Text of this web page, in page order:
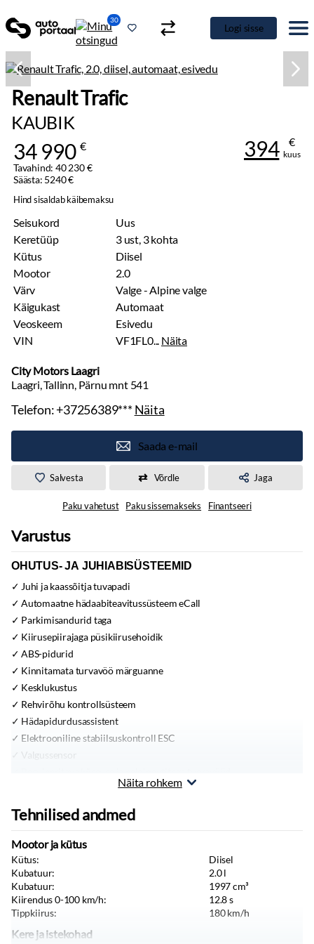
30
Logi sisse
Renault Trafic
KAUBIK
34 990 €
Tavahind: 40 230 €
Säästa: 5240 €
394 €
kuus
Hind sisaldab käibemaksu
Seisukord
Uus
Keretüüp
3 ust, 3 kohta
Kütus
Diisel
Mootor
2.0
Värv
Valge - Alpine valge
Käigukast
Automaat
Veoskeem
Esivedu
VIN
VF1FL0... Näita
City Motors Laagri
Laagri, Tallinn, Pärnu mnt 541
Telefon:+37256389***Näita
Saada e-mail
Salvesta Võrdle Jaga
Paku vahetust Paku sissemakseks Finantseeri
Varustus
OHUTUS- JA JUHIABISÜSTEEMID
Juhi ja kaassõitja tuvapadi
Automaatne hädaabiteavitussüsteem eCall
Parkimisandurid taga
Kiirusepiirajaga püsikiirusehoidik
ABS-pidurid
Kinnitamata turvavöö märguanne
Kesklukustus
Rehvirõhu kontrollsüsteem
Hädapidurdusassistent
Elektrooniline stabiilsuskontroll ESC
Valgussensor
Sõidukiiruse hoiatussüsteem koos liiklusmärkide
(OSP/TSR/ISA)
Sõiduraja hoidmise abisüsteem
Juhi väsimuse ja tähelepanu hoiatussüsteem
MUU VARUSTUS
Varuratas
Veefilter
Näita rohkem
Tehnilised andmed
Mootor ja kütus
Kütus:
Diisel
Kubatuur:
2.0l
Kubatuur:
1997cm³
Kiirendus 0-100 km/h:
12.8s
Tippkiirus:
180km/h
Kere ja istekohad